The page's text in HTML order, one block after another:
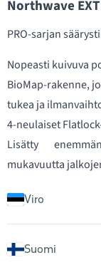
Northwave
PRO-sarjan
Nopeasti kuivuva
BioMap-rakenne,
tukea ja
4-neulaiset
Lisätty
mukavuutta
Viro
Suomi